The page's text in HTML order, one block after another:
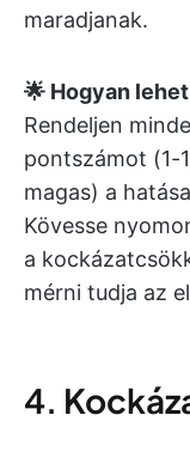
maradjanak.
🌟 Hogyan
Rendeljen
pontszámot (1-
magas) a
Kövesse
a
mérni tudja az
4.